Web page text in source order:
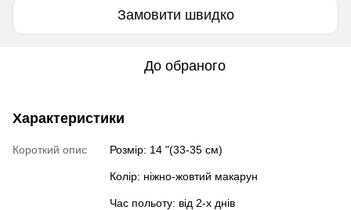
Замовити швидко
До обраного
Характеристики
Короткий опис Розмір: 14 "(33-35 см)
Колір: ніжно-жовтий макарун
Час польоту: від 2-х днів